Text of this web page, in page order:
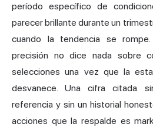
período específico de
parecer brillante durante un
cuando la tendencia se
precisión no dice nada sobre
selecciones una vez que la
desvanece. Una cifra citada
referencia y sin un historial
acciones que la respalde es